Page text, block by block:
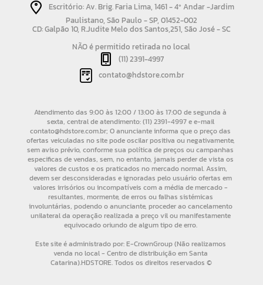
Escritório: Av. Brig. Faria Lima, 1461 - 4º Andar -Jardim
Paulistano, São Paulo - SP, 01452-002
CD: Galpão 10, R.Judite Melo dos Santos,251, São José - SC
NÃO é permitido retirada no local
(11) 2391-4997
contato@hdstore.com.br